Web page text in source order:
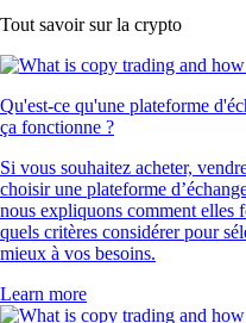
Tout savoir sur la crypto
Qu'est-ce qu'une plateforme
ça fonctionne ?
Si vous souhaitez acheter,
choisir une plateforme
nous expliquons comment elles
quels critères considérer pour
mieux à vos besoins.
Learn more